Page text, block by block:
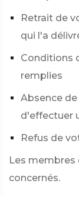
Retrait de
qui l'a
Conditions
remplies
Absence de
d'effectuer
Refus de
Les
concernés.